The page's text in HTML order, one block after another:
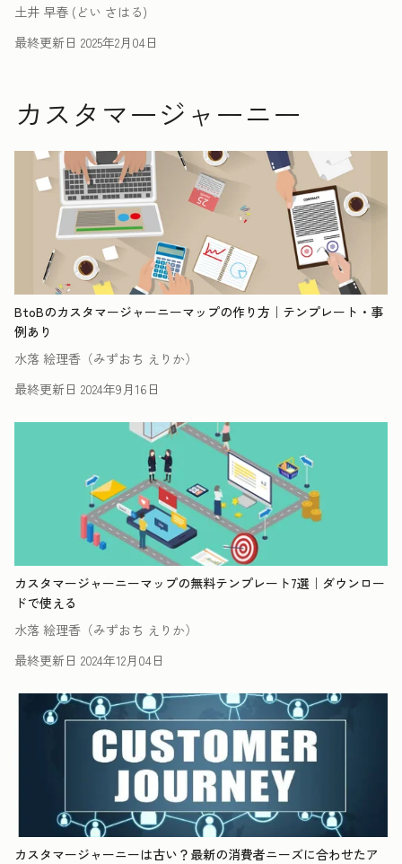
土井 早春 (どい さはる)
最終更新日 2025年2月04日
カスタマージャーニー
BtoBのカスタマージャーニーマップの作り方｜テンプレート・事
例あり
水落 絵理香（みずおち えりか）
最終更新日 2024年9月16日
カスタマージャーニーマップの無料テンプレート7選｜ダウンロー
ドで使える
水落 絵理香（みずおち えりか）
最終更新日 2024年12月04日
カスタマージャーニーは古い？最新の消費者ニーズに合わせたア